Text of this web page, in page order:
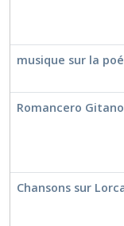
musique sur la
Romancero
Chansons sur